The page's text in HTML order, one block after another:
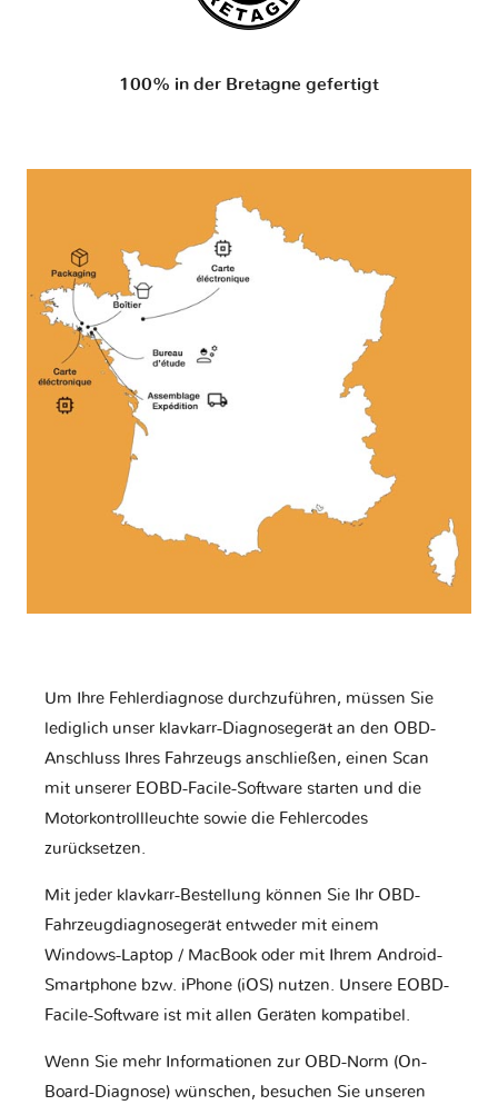
100% in der Bretagne gefertigt
Um Ihre Fehlerdiagnose durchzuführen, müssen Sie
lediglich unser klavkarr-Diagnosegerät an den OBD-
Anschluss Ihres Fahrzeugs anschließen, einen Scan
mit unserer EOBD-Facile-Software starten und die
Motorkontrollleuchte sowie die Fehlercodes
zurücksetzen.
Mit jeder klavkarr-Bestellung können Sie Ihr OBD-
Fahrzeugdiagnosegerät entweder mit einem
Windows-Laptop / MacBook oder mit Ihrem Android-
Smartphone bzw. iPhone (iOS) nutzen. Unsere EOBD-
Facile-Software ist mit allen Geräten kompatibel.
Wenn Sie mehr Informationen zur OBD-Norm (On-
Board-Diagnose) wünschen, besuchen Sie unseren